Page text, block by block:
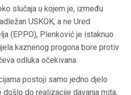
slučaja u kojem je, između
USKOK, a ne Ured
(EPPO), Plenković je istaknuo
kaznenog progona bore protiv
odluka očekivana.
postoji samo jedno djelo
do realizacije davanja mita,